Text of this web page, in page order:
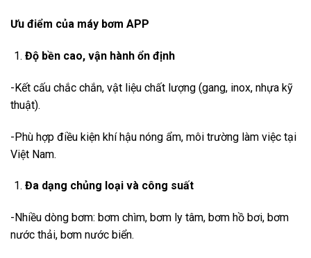
Ưu điểm của máy bơm APP
Độ bền cao, vận hành ổn định
-Kết cấu chắc chắn, vật liệu chất lượng (gang, inox, nhựa kỹ
thuật).
-Phù hợp điều kiện khí hậu nóng ẩm, môi trường làm việc tại
Việt Nam.
Đa dạng chủng loại và công suất
-Nhiều dòng bơm: bơm chìm, bơm ly tâm, bơm hồ bơi, bơm
nước thải, bơm nước biển.